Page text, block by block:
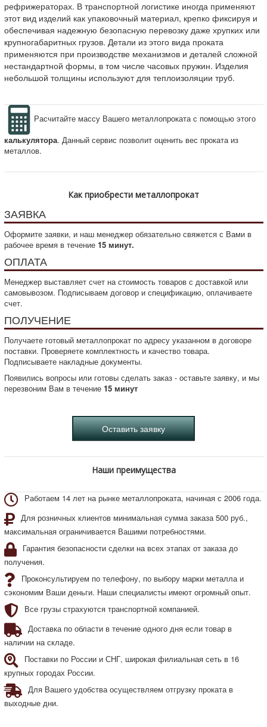
рефрижераторах. В транспортной логистике иногда применяют
этот вид изделий как упаковочный материал, крепко фиксируя и
обеспечивая надежную безопасную перевозку даже хрупких или
крупногабаритных грузов. Детали из этого вида проката
применяются при производстве механизмов и деталей сложной
нестандартной формы, в том числе часовых пружин. Изделия
небольшой толщины используют для теплоизоляции труб.
Расчитайте массу Вашего металлопроката с помощью этого
калькулятора. Данный сервис позволит оценить вес проката из
металлов.
Как приобрести металлопрокат
ЗАЯВКА
Оформите заявки, и наш менеджер обязательно свяжется с Вами в
рабочее время в течение 15 минут.
ОПЛАТА
Менеджер выставляет счет на стоимость товаров с доставкой или
самовывозом. Подписываем договор и спецификацию, оплачиваете
счет.
ПОЛУЧЕНИЕ
Получаете готовый металлопрокат по адресу указанном в договоре
поставки. Проверяете комплектность и качество товара.
Подписываете накладные документы.
Появились вопросы или готовы сделать заказ - оставьте заявку, и мы
перезвоним Вам в течение 15 минут
Наши преимущества
Работаем 14 лет на рынке металлопроката, начиная с 2006 года.
Для розничных клиентов минимальная сумма заказа 500 руб.,
максимальная ограничивается Вашими потребностями.
Гарантия безопасности сделки на всех этапах от заказа до
получения.
Проконсультируем по телефону, по выбору марки металла и
сэкономим Ваши деньги. Наши специалисты имеют огромный опыт.
Все грузы страхуются транспортной компанией.
Доставка по области в течение одного дня если товар в
наличии на складе.
Поставки по России и СНГ, широкая филиальная сеть в 16
крупных городах России.
Для Вашего удобства осуществляем отгрузку проката в
выходные дни.